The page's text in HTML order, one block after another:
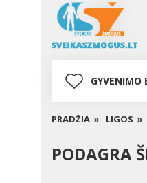
GYVENIMO
PRADŽIA » LIGOS »
PODAGRA